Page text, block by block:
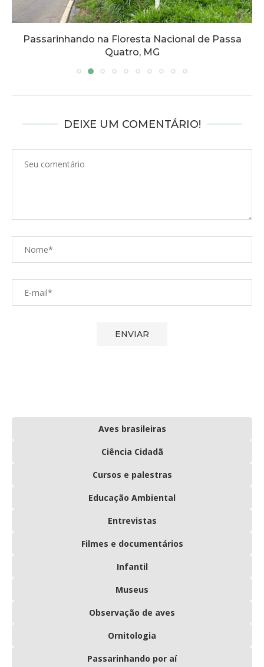
Passarinhando na Floresta Nacional de Passa
Quatro, MG
DEIXE UM COMENTÁRIO!
Aves brasileiras
Ciência Cidadã
Cursos e palestras
Educação Ambiental
Entrevistas
Filmes e documentários
Infantil
Museus
Observação de aves
Ornitologia
Passarinhando por aí